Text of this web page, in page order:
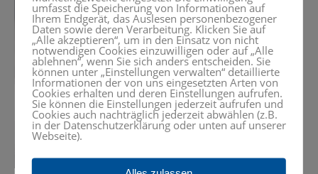
umfasst die Speicherung von Informationen auf
Ihrem Endgerät, das Auslesen personenbezogener
Daten sowie deren Verarbeitung. Klicken Sie auf
„Alle akzeptieren“, um in den Einsatz von nicht
notwendigen Cookies einzuwilligen oder auf „Alle
ablehnen“, wenn Sie sich anders entscheiden. Sie
können unter „Einstellungen verwalten“ detaillierte
Informationen der von uns eingesetzten Arten von
Cookies erhalten und deren Einstellungen aufrufen.
Sie können die Einstellungen jederzeit aufrufen und
Cookies auch nachträglich jederzeit abwählen (z.B.
in der Datenschutzerklärung oder unten auf unserer
Webseite).